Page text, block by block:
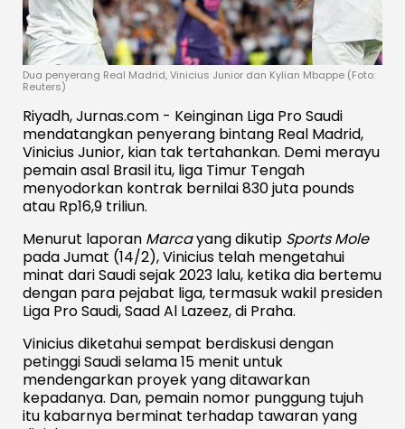
Dua penyerang Real Madrid, Vinicius Junior dan Kylian Mbappe (Foto:
Reuters)
Riyadh, Jurnas.com - Keinginan Liga Pro Saudi
mendatangkan penyerang bintang Real Madrid,
Vinicius Junior, kian tak tertahankan. Demi merayu
pemain asal Brasil itu, liga Timur Tengah
menyodorkan kontrak bernilai 830 juta pounds
atau Rp16,9 triliun.
Menurut laporan Marcayang dikutip Sports Mole
pada Jumat (14/2), Vinicius telah mengetahui
minat dari Saudi sejak 2023 lalu, ketika dia bertemu
dengan para pejabat liga, termasuk wakil presiden
Liga Pro Saudi, Saad Al Lazeez, di Praha.
Vinicius diketahui sempat berdiskusi dengan
petinggi Saudi selama 15 menit untuk
mendengarkan proyek yang ditawarkan
kepadanya. Dan, pemain nomor punggung tujuh
itu kabarnya berminat terhadap tawaran yang